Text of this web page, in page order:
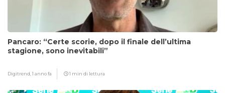
Pancaro: “Certe scorie, dopo il finale dell’ultima
stagione, sono inevitabili”
Digitrend,1 anno fa 1 min di lettura